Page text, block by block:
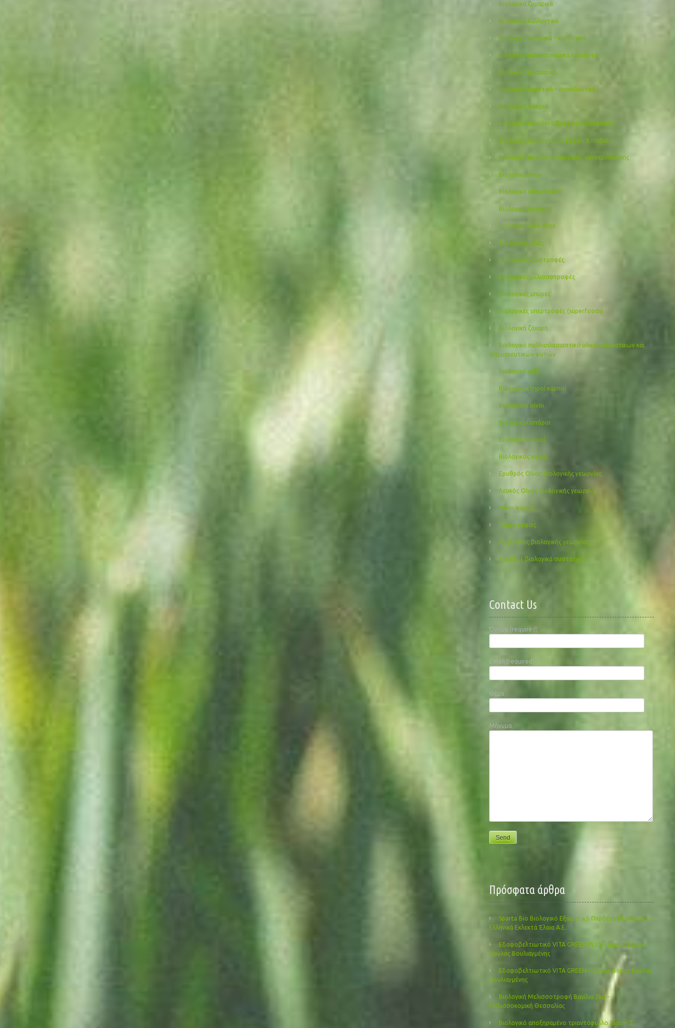
Βιολογικά ζυμαρικά
Βιολογικά καλλυντικά
Βιολογικά λαχανικά – κηπευτικά
Βιολογικά μελισσοκομικά προιόντα
Βιολογικά μπαχαρικά
Βιολογικά ορεκτικά – συνοδευτικά
Βιολογικά όσπρια
Βιολογικά προϊόντα βρεφικής διατροφής
Βιολογικά προϊόντα για βρέφη & παιδιά
Βιολογικά προιόντα ομορφιάς και περιποίησης
Βιολογικά σνακ
Βιολογικά σπορόφυτα
Βιολογικά φρούτα
Βιολογικά ωμά σνακ
Βιολογικές ελιές
Βιολογικές ζωοτροφές
Βιολογικές μελισσοτροφές
Βιολογικές μπύρες
Βιολογικές υπερτροφές (superfoods)
Βιολογική ζάχαρη
Βιολογικό πολλαπλασιαστικό υλικό αρωματικών και
φαρμακευτικών φυτών
Βιολογικό ρύζι
Βιολογικοί ξηροί καρποί
Βιολογικοί οίνοι
Βιολογικοί σπόροι
Βιολογικοί χυμοί
Βιολογικός καφές
Ερυθρός Οίνος βιολογικής γεωργίας
Λευκός Οίνος βιολογικής γεωργίας
Οίνοι Ικαρίας
Πληροφορίες
Ροζε οίνος βιολογικής γεωργίας
Χυμοί με βιολογικά συστατικά
Contact Us
Όνομα (required)
Email (required)
Θέμα
Μήνυμα
Πρόσφατα άρθρα
Sparta Bio Βιολογικό Εξαιρετικό Παρθένο Ελαιόλαδο –
Ελληνικά Εκλεκτά Έλαια Α.Ε.
Εδαφοβελτιωτικό VITA GREEN PLUS – Δήμος Βάρης
Βούλας Βουλιαγμένης
Εδαφοβελτιωτικό VITA GREEN – Δήμος Βάρης Βούλας
Βουλιαγμένης
Βιολογική Μελισσοτροφή Βανίλια 2kg –
Μελισσοκομική Θεσσαλίας
Βιολογικό αποξηραμένο τριαντάφυλλο Χίου – Τ’